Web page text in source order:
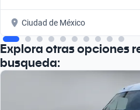
Ciudad de México
Explora otras opciones
busqueda: